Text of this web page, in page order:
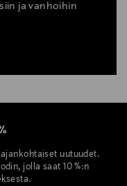
ja vanhoihin
uutuudet.
jolla saat 10 %:n